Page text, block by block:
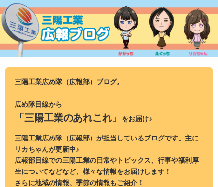
ン
テ
ツ
三陽工業広め隊（広報部）ブログ。
広め隊目線から
「三陽工業のあれこれ」 をお届け♪
三陽工業広め隊（広報部）が担当しているブログです。主に
リカちゃんが更新中♪
広報部目線での三陽工業の日常やトピックス、行事や福利厚
生についてなどなど、様々な情報をお届けします！
さらに地域の情報、季節の情報もご紹介！